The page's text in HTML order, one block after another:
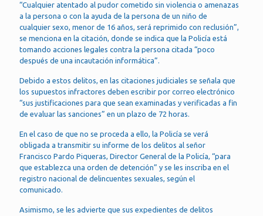
“Cualquier atentado al pudor cometido sin violencia o amenazas
a la persona o con la ayuda de la persona de un niño de
cualquier sexo, menor de 16 años, será reprimido con reclusión”,
se menciona en la citación, donde se indica que la Policía está
tomando acciones legales contra la persona citada “poco
después de una incautación informática”.
Debido a estos delitos, en las citaciones judiciales se señala que
los supuestos infractores deben escribir por correo electrónico
“sus justificaciones para que sean examinadas y verificadas a fin
de evaluar las sanciones” en un plazo de 72 horas.
En el caso de que no se proceda a ello, la Policía se verá
obligada a transmitir su informe de los delitos al señor
Francisco Pardo Piqueras, Director General de la Policía, “para
que establezca una orden de detención” y se les inscriba en el
registro nacional de delincuentes sexuales, según el
comunicado.
Asimismo, se les advierte que sus expedientes de delitos